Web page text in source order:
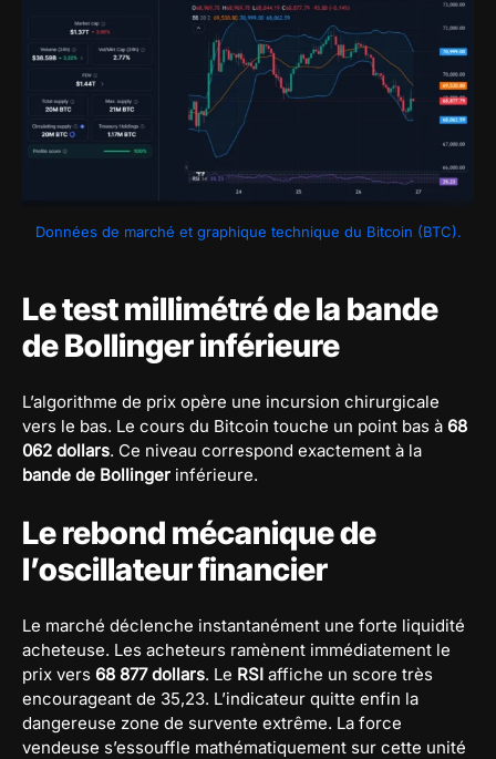
Données de marché et graphique technique du Bitcoin (BTC).
Le test millimétré de la bande
de Bollinger inférieure
L’algorithme de prix opère une incursion chirurgicale
vers le bas. Le cours du Bitcoin touche un point bas à 68
062 dollars. Ce niveau correspond exactement à la
bande de Bollinger inférieure.
Le rebond mécanique de
l’oscillateur financier
Le marché déclenche instantanément une forte liquidité
acheteuse. Les acheteurs ramènent immédiatement le
prix vers 68 877 dollars. Le RSI affiche un score très
encourageant de 35,23. L’indicateur quitte enfin la
dangereuse zone de survente extrême. La force
vendeuse s’essouffle mathématiquement sur cette unité